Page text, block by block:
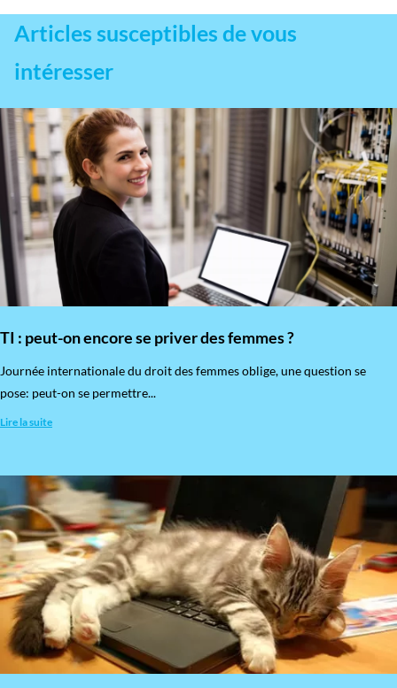
Articles susceptibles de vous
intéresser
TI : peut-on encore se priver des femmes ?
​Journée internationale du droit des femmes oblige, une question se
pose: peut-on se permettre...
Lire la suite